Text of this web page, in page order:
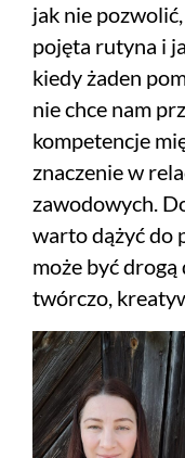
jak nie
pojęta rutyna i
kiedy żaden
nie chce nam
kompetencje
znaczenie w
zawodowych.
warto dążyć do
może być drogą
twórczo,